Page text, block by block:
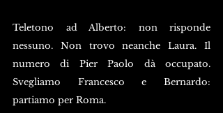
Teletono ad Alberto: non risponde
nessuno. Non trovo neanche Laura. Il
numero di Pier Paolo dà occupato.
Svegliamo Francesco e Bernardo:
partiamo per Roma.